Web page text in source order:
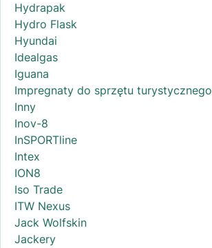
Hydrapak
Hydro Flask
Hyundai
Idealgas
Iguana
Impregnaty do sprzętu turystycznego
Inny
Inov-8
InSPORTline
Intex
ION8
Iso Trade
ITW Nexus
Jack Wolfskin
Jackery